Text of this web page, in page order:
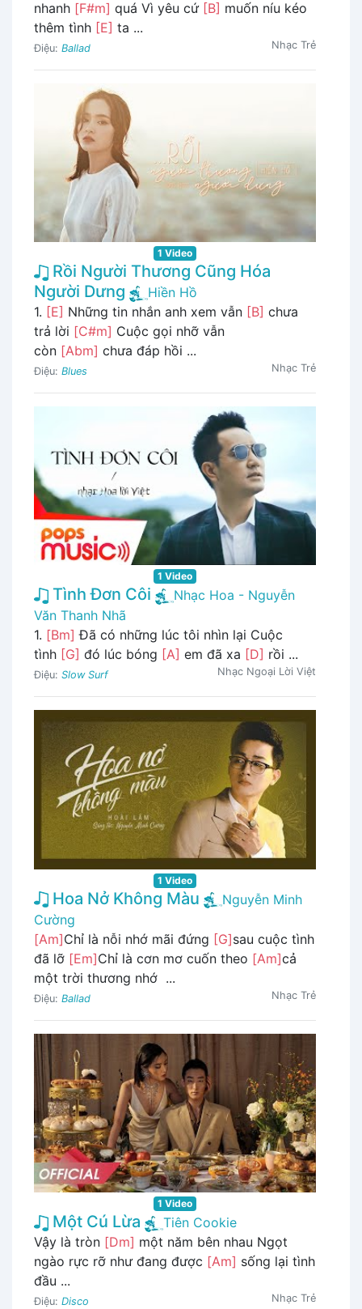
nhanh [F#m] quá Vì yêu cứ [B] muốn níu kéo
thêm tình [E] ta ...
Điệu: Ballad Nhạc Trẻ
1 Video
Rồi Người Thương Cũng Hóa
Người Dưng
Hiền Hồ
1. [E] Những tin nhắn anh xem vẫn [B] chưa
trả lời [C#m] Cuộc gọi nhỡ vẫn
còn [Abm] chưa đáp hồi ...
Điệu: Blues Nhạc Trẻ
1 Video
Tình Đơn Côi
Nhạc Hoa - Nguyễn
Văn Thanh Nhã
1. [Bm] Đã có những lúc tôi nhìn lại Cuộc
tình [G] đó lúc bóng [A] em đã xa [D] rồi ...
Điệu: Slow Surf Nhạc Ngoại Lời Việt
1 Video
Hoa Nở Không Màu
Nguyễn Minh
Cường
[Am]Chỉ là nỗi nhớ mãi đứng [G]sau cuộc tình
đã lỡ [Em]Chỉ là cơn mơ cuốn theo [Am]cả
một trời thương nhớ ...
Điệu: Ballad Nhạc Trẻ
1 Video
Một Cú Lừa
Tiên Cookie
Vậy là tròn [Dm] một năm bên nhau Ngọt
ngào rực rỡ như đang được [Am] sống lại tình
đầu ...
Điệu: Disco Nhạc Trẻ